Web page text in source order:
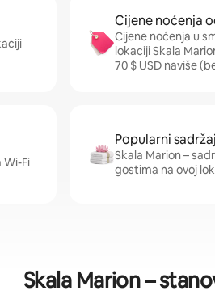
Cijene noćenja
Cijene noćenja u
lokaciji Skala
70 $ USD naviše
Wi-Fi
Popularni
Skala Marion –
gostima na ovoj
Skala Marion –